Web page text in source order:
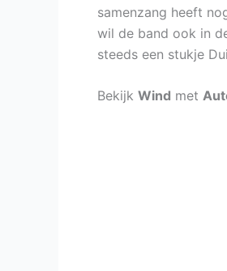
samenzang heeft
wil de band ook in
steeds een stukje
Bekijk Wind met